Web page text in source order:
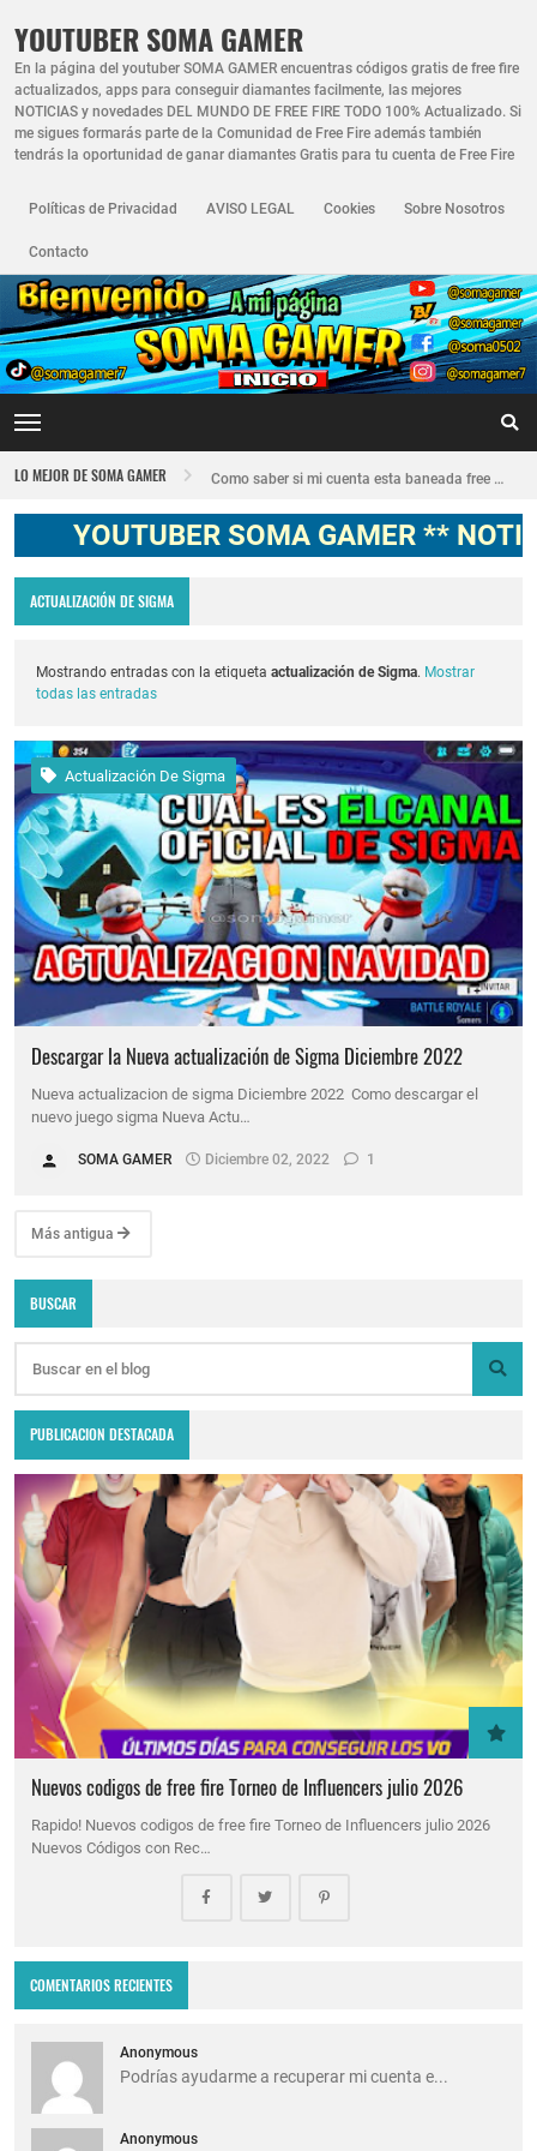
YOUTUBER SOMA GAMER
En la página del youtuber SOMA GAMER encuentras códigos gratis de free fire
actualizados, apps para conseguir diamantes facilmente, las mejores
NOTICIAS y novedades DEL MUNDO DE FREE FIRE TODO 100% Actualizado. Si
me sigues formarás parte de la Comunidad de Free Fire además también
tendrás la oportunidad de ganar diamantes Gratis para tu cuenta de Free Fire
Políticas de Privacidad AVISO LEGAL Cookies Sobre Nosotros
Contacto
LO MEJOR DE SOMA GAMER
Nuevo recuperador de cuentas de Free Fire actualizado 2026
FREE FIRE JORNAL FECHA CUENTA CREADA EN FREE FIRE
cuando fue mi ultima conexion en free fire 2025
Cómo quitar la mascota en free fire 2026
Cómo poner Espacio en blanco invisible en free fire 2025 solo copiar y pegar
YOUTUBER SOMA GAMER **
ACTUALIZACIÓN DE SIGMA
Mostrando entradas con la etiqueta actualización de Sigma. Mostrar
todas las entradas
Actualización De Sigma
Descargar la Nueva actualización de Sigma Diciembre 2022
Nueva actualizacion de sigma Diciembre 2022 Como descargar el
nuevo juego sigma Nueva Actu…
SOMA GAMER Diciembre 02, 2022 1
Más antigua
BUSCAR
PUBLICACION DESTACADA
Nuevos codigos de free fire Torneo de Influencers julio 2026
Rapido! Nuevos codigos de free fire Torneo de Influencers julio 2026
Nuevos Códigos con Rec…
COMENTARIOS RECIENTES
Anonymous
Podrías ayudarme a recuperar mi cuenta e...
Anonymous